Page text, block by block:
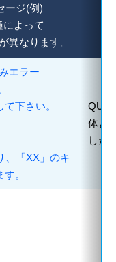
ージ(例)
よって
異なります。
エラー
下さい。
、「XX」のキ
。
体と
した